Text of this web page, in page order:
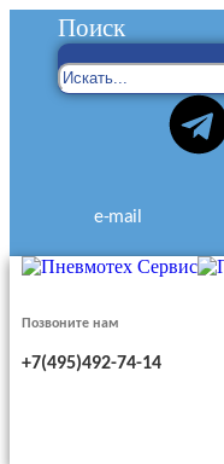
Поиск
e-mail
Позвоните нам
+7(495)492-74-14